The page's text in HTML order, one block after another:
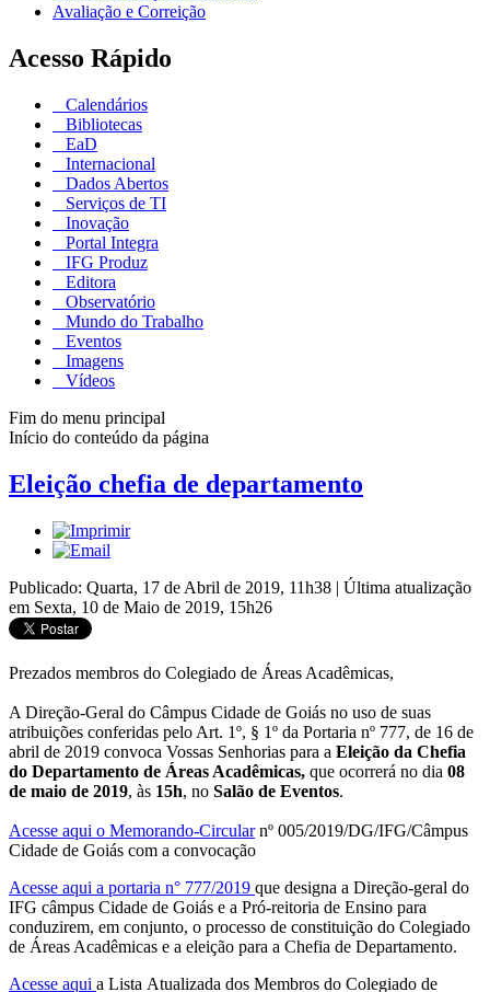
Avaliação e Correição
Acesso Rápido
Calendários
Bibliotecas
EaD
Internacional
Dados Abertos
Serviços de TI
Inovação
Portal Integra
IFG Produz
Editora
Observatório
Mundo do Trabalho
Eventos
Imagens
Vídeos
Fim do menu principal
Início do conteúdo da página
Eleição chefia de departamento
Publicado: Quarta, 17 de Abril de 2019, 11h38 | Última atualização
em Sexta, 10 de Maio de 2019, 15h26
Prezados membros do Colegiado de Áreas Acadêmicas,
A Direção-Geral do Câmpus Cidade de Goiás no uso de suas
atribuições conferidas pelo Art. 1º, § 1º da Portaria nº 777, de 16 de
abril de 2019 convoca Vossas Senhorias para a Eleição da Chefia
do Departamento de Áreas Acadêmicas, que ocorrerá no dia 08
de maio de 2019, às 15h, no Salão de Eventos.
Acesse aqui o Memorando-Circularnº 005/2019/DG/IFG/Câmpus
Cidade de Goiás com a convocação
Acesse aqui a portaria n° 777/2019 que designa a Direção-geral do
IFG câmpus Cidade de Goiás e a Pró-reitoria de Ensino para
conduzirem, em conjunto, o processo de constituição do Colegiado
de Áreas Acadêmicas e a eleição para a Chefia de Departamento.
Acesse aqui a Lista Atualizada dos Membros do Colegiado de